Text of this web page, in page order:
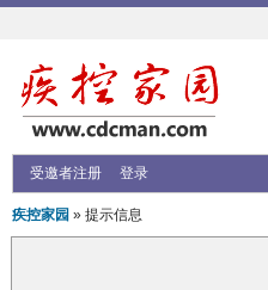
受邀者注册 登录
疾控家园 » 提示信息